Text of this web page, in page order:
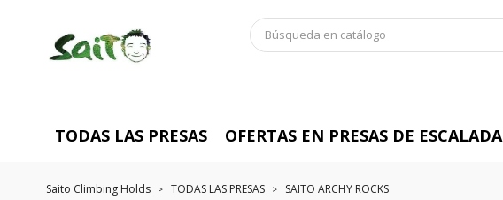
TODAS LAS PRESAS OFERTAS EN PRESAS DE ESCALADA
Saito Climbing Holds TODAS LAS PRESAS SAITO ARCHY ROCKS